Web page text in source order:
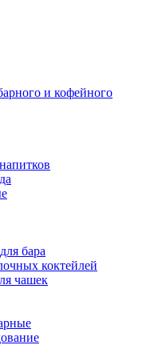
и кофейного
бара
коктейлей
чашек